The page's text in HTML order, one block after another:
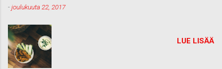
t
-joulukuuta 22, 2017
LUE LISÄÄ